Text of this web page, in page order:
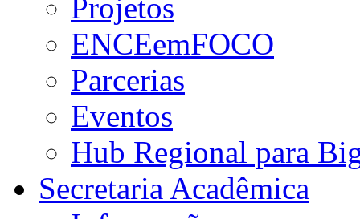
Projetos
ENCEemFOCO
Parcerias
Eventos
Hub Regional para
Secretaria Acadêmica